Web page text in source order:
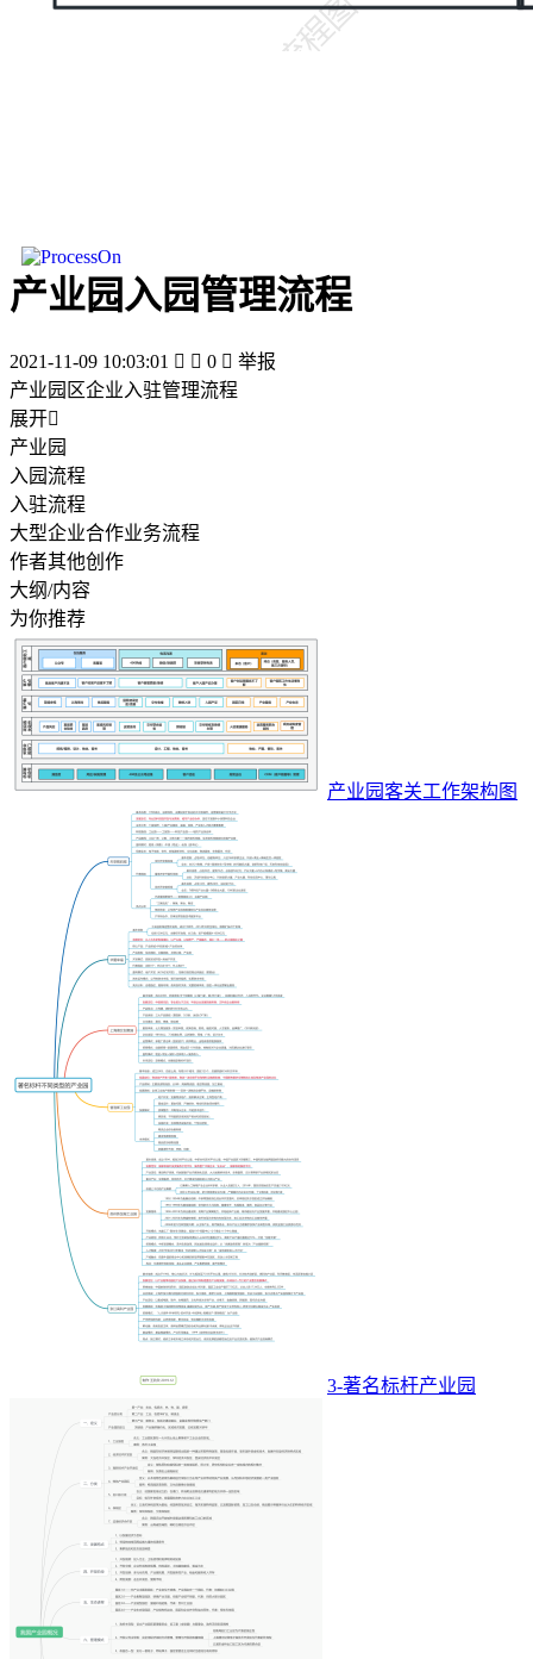
产业园入园管理流程
2021-11-09 10:03:01   0  举报
产业园区企业入驻管理流程
展开
产业园
入园流程
入驻流程
大型企业合作业务流程
作者其他创作
大纲/内容
为你推荐
产业园客关工作架构图
3-著名标杆产业园